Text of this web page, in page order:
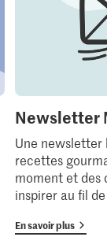
Newsletter
Une newsletter
recettes
moment et des
inspirer au fil
En savoir plus